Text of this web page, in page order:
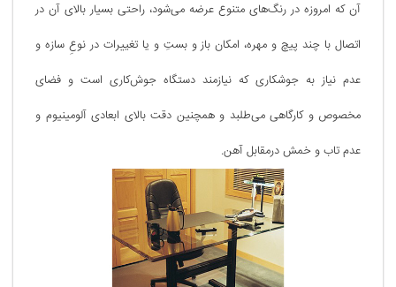
آن که امروزه در رنگ‌های متنوع عرضه می‌شود، راحتی بسیار بالای آن در
اتصال با چند پیچ و مهره، امکان باز و بستِ و یا تغییرات در نوعِ سازه و
عدم نیاز به جوشکاری که نیازمند دستگاه جوش‌کاری است و فضای
مخصوص و کارگاهی می‌طلبد و همچنین دقت بالای ابعادی آلومینیوم و
عدم تاب و خمش درمقابل آهن.